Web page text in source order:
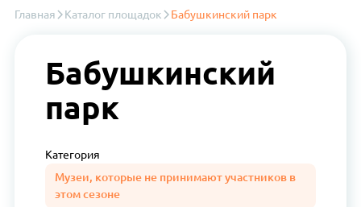
Главная Каталог площадок Бабушкинский парк
Бабушкинский
парк
Категория
Музеи, которые не принимают участников в
этом сезоне